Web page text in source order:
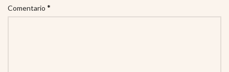
Comentario *